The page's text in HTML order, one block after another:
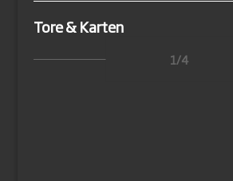
Tore & Karten
1/4